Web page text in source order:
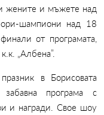
жените и мъжете над
шампиони над 18
от програмата,
„Албена”.
в Борисовата
програма с
и награди. Свое шоу